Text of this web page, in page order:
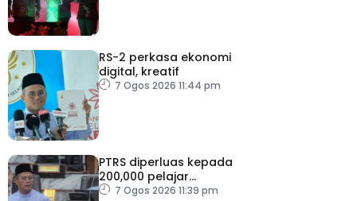
RS-2 perkasa ekonomi
digital, kreatif
7 Ogos 2026 11:44 pm
PTRS diperluas kepada
200,000 pelajar
menjelang 2030
7 Ogos 2026 11:39 pm